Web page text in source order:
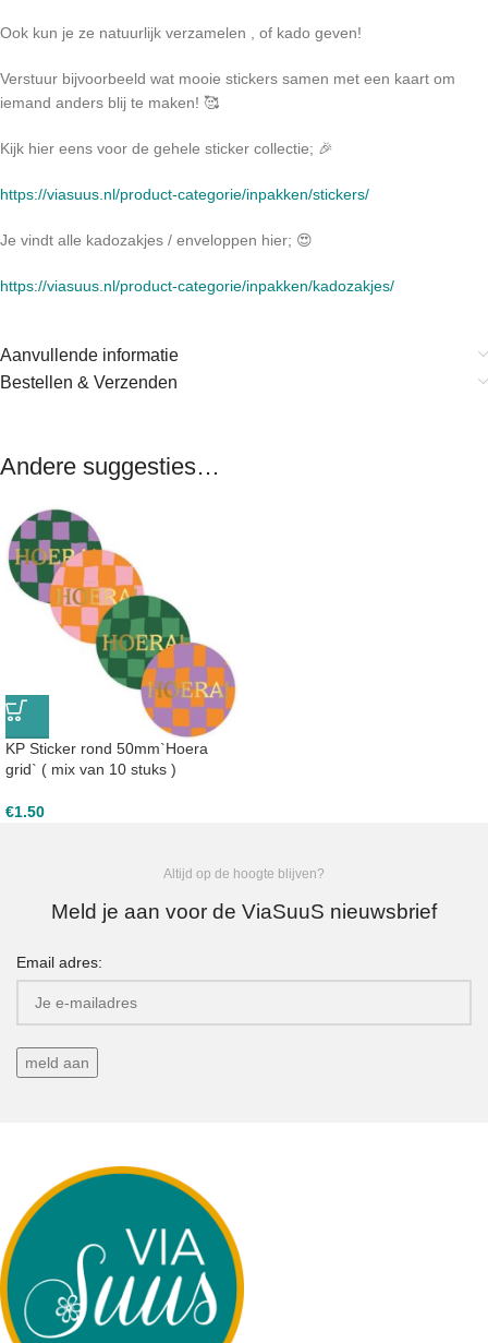
Ook kun je ze natuurlijk verzamelen , of kado geven!
Verstuur bijvoorbeeld wat mooie stickers samen met een kaart om
iemand anders blij te maken! 🥰
Kijk hier eens voor de gehele sticker collectie; 🎉
https://viasuus.nl/product-categorie/inpakken/stickers/
Je vindt alle kadozakjes / enveloppen hier; 😍
https://viasuus.nl/product-categorie/inpakken/kadozakjes/
Aanvullende informatie
Bestellen & Verzenden
Andere suggesties…
KP Sticker rond 50mm`Hoera
grid` ( mix van 10 stuks )
€1.50
Altijd op de hoogte blijven?
Meld je aan voor de ViaSuuS nieuwsbrief
Email adres: